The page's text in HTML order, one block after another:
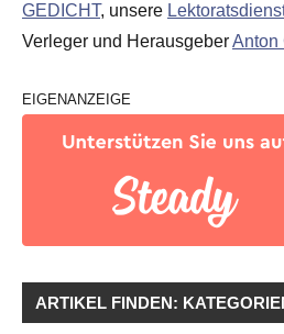
GEDICHT, unsere
Verleger und HerausgeberAnton
EIGENANZEIGE
ARTIKEL FINDEN: